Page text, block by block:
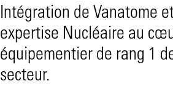
Intégration de Vanatome
expertise Nucléaire au
équipementier de rang 1
secteur.